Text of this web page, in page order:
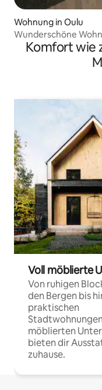
Wohnung in Oulu
Wunderschöne
Komfort wie
Voll möblierte
Von ruhigen
den Bergen bis
praktischen
möblierten
bieten dir
zuhause.